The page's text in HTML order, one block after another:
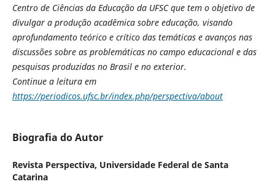
Centro de Ciências da Educação da UFSC que tem o objetivo de
divulgar a produção acadêmica sobre educação, visando
aprofundamento teórico e crítico das temáticas e avanços nas
discussões sobre as problemáticas no campo educacional e das
pesquisas produzidas no Brasil e no exterior.
Continue a leitura em
https://periodicos.ufsc.br/index.php/perspectiva/about
Biografia do Autor
Revista Perspectiva, Universidade Federal de Santa
Catarina